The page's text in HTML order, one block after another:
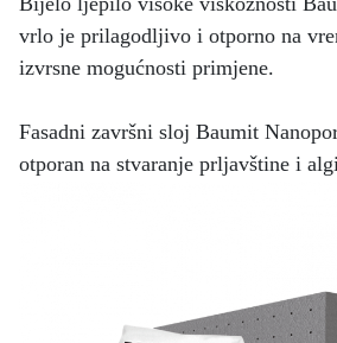
vrlo je prilagodljivo i otporno na
izvrsne mogućnosti primjene.
Fasadni završni sloj Baumit
otporan na stvaranje prljavštine i